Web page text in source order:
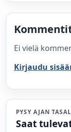
Ei vielä
Kirjaudu
PYSY AJAN
Saat